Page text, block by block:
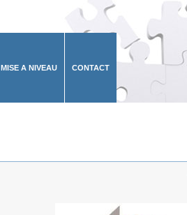
MISE A NIVEAU CONTACT